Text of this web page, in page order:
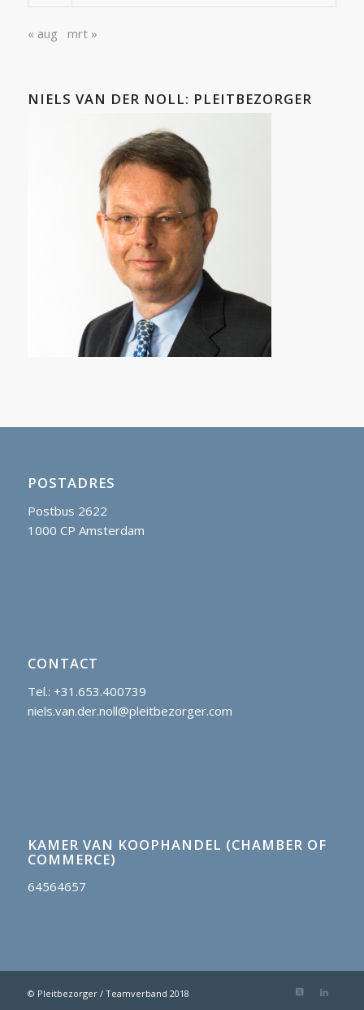
« aug mrt »
NIELS VAN DER NOLL: PLEITBEZORGER
POSTADRES
Postbus 2622
1000 CP Amsterdam
CONTACT
Tel.: +31.653.400739
niels.van.der.noll@pleitbezorger.com
KAMER VAN KOOPHANDEL (CHAMBER OF
COMMERCE)
64564657
© Pleitbezorger / Teamverband 2018